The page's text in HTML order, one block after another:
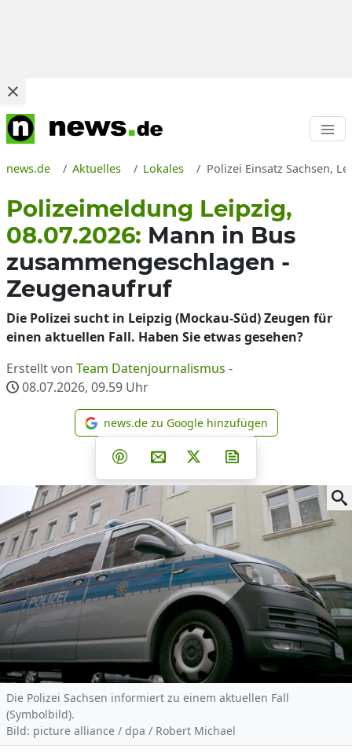
news.de Aktuelles Lokales Polizei Einsatz Sachsen,
Polizeimeldung Leipzig,
08.07.2026: Mann in Bus
zusammengeschlagen -
Zeugenaufruf
Die Polizei sucht in Leipzig (Mockau-Süd) Zeugen für
einen aktuellen Fall. Haben Sie etwas gesehen?
Erstellt von Team Datenjournalismus -
08.07.2026, 09.59 Uhr
news.de zu Google
news.de zu Google hinzufügen
Teilen auf Facebook
Teilen auf Whatsapp
Teilen auf Telegram
Teilen auf Pinterest
Per E-Mail teilen
Post auf X
Die Polizei Sachsen informiert zu einem aktuellen Fall
(Symbolbild).
Bild: picture alliance / dpa / Robert Michael